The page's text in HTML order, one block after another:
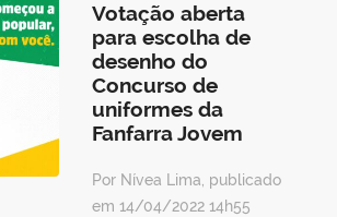
Votação aberta
para escolha de
desenho do
Concurso de
uniformes da
Fanfarra Jovem
Por Nívea Lima, publicado
em 14/04/2022 14h55